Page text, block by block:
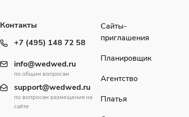
Контакты
+7 (495) 148 72 58
info@wedwed.ru
по общим вопросам
support@wedwed.ru
по вопросам размещения на
сайте
Сайты-
приглашения
Планировщик
Агентство
Платья